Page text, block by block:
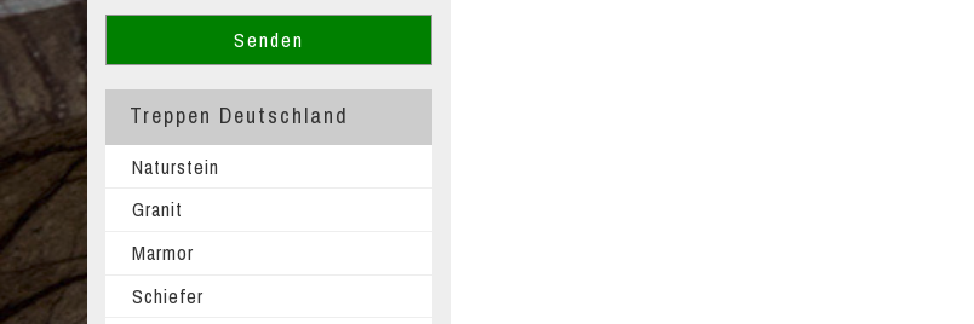
Treppen Deutschland
Naturstein
Granit
Marmor
Schiefer